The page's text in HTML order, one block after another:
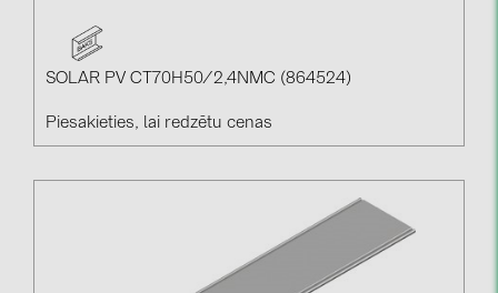
SOLAR PV CT70H50/2,4NMC (864524)
Piesakieties, lai redzētu cenas